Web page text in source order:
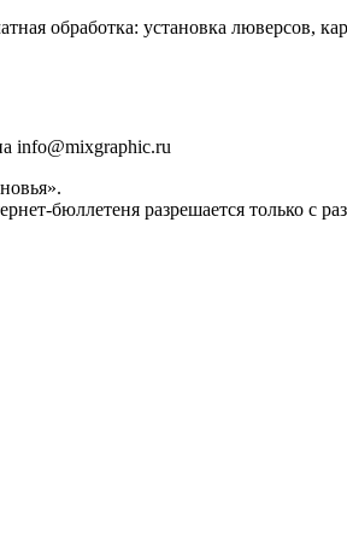
обработка: установка люверсов,
info@mixgraphic.ru
бюллетеня разрешается только с